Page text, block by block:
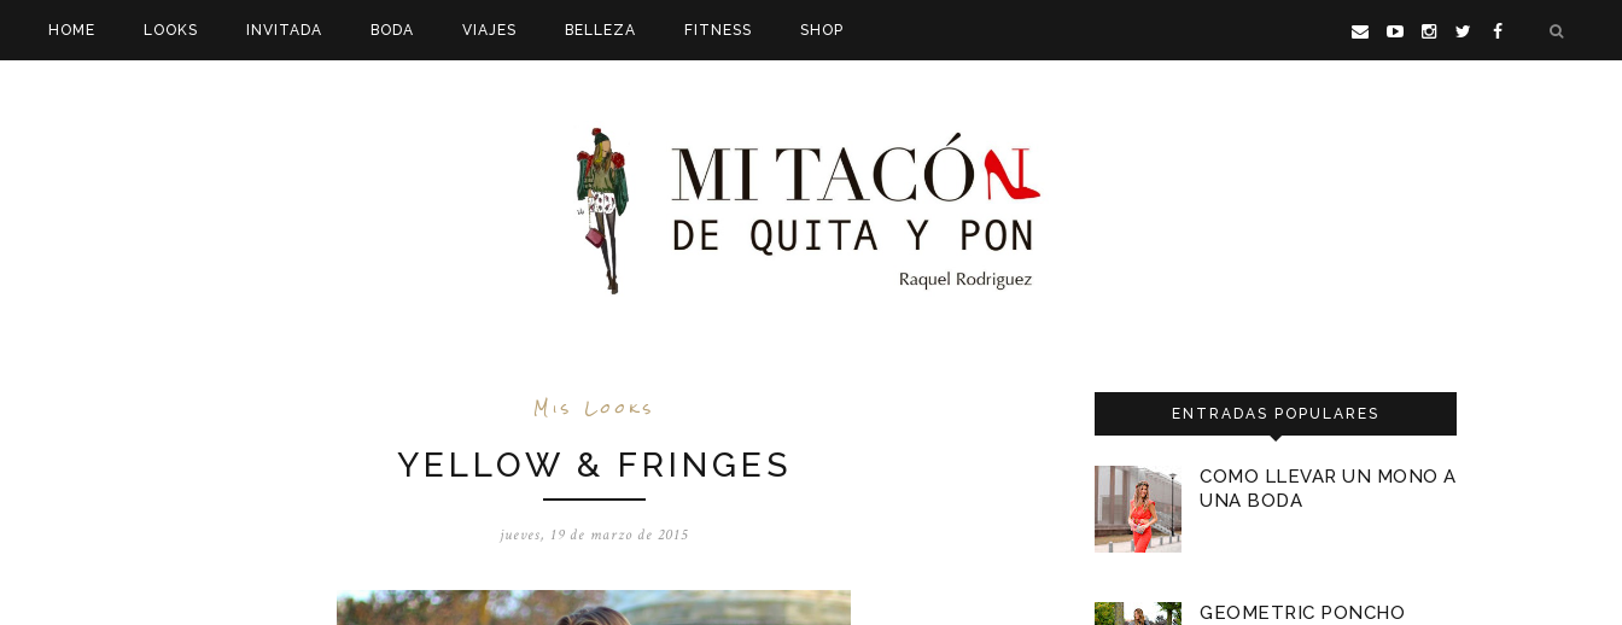
HOME LOOKS INVITADA BODA VIAJES BELLEZA FITNESS SHOP
Mis Looks
YELLOW & FRINGES
jueves, 19 de marzo de 2015
ENTRADAS POPULARES
COMO LLEVAR UN MONO A
UNA BODA
GEOMETRIC PONCHO